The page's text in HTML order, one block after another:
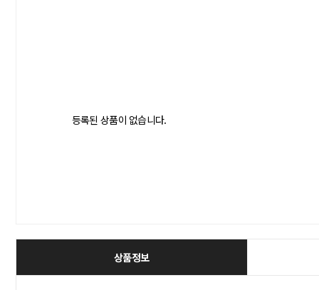
등록된 상품이 없습니다.
상품정보